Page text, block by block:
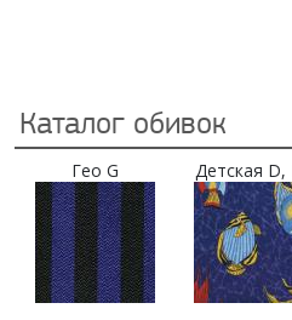
Каталог обивок
Гео G Детская D,